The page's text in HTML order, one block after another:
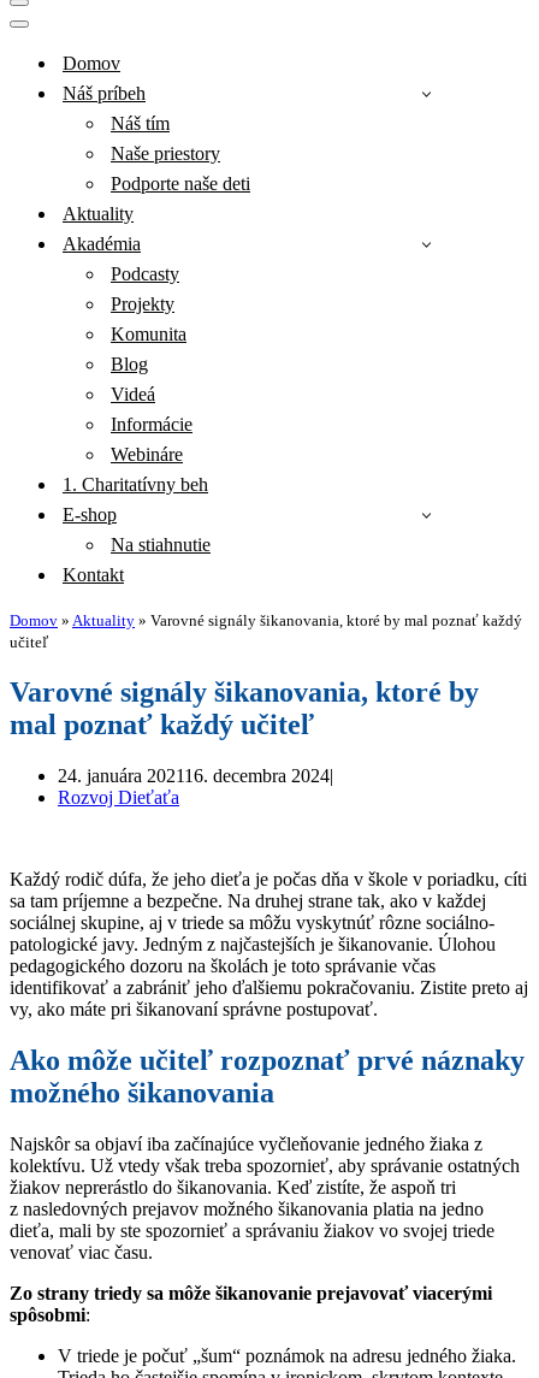
Menu
navigácie
Menu
Domov
Náš príbeh
Náš tím
Naše priestory
Podporte naše deti
Aktuality
Akadémia
Podcasty
Projekty
Komunita
Blog
Videá
Informácie
Webináre
1. Charitatívny beh
E-shop
Na stiahnutie
Kontakt
Domov » Aktuality » Varovné signály šikanovania, ktoré by mal poznať každý
učiteľ
Varovné signály šikanovania, ktoré by
mal poznať každý učiteľ
24. januára 202116. decembra 2024
Rozvoj Dieťaťa
Každý rodič dúfa, že jeho dieťa je počas dňa v škole v poriadku, cíti
sa tam príjemne a bezpečne. Na druhej strane tak, ako v každej
sociálnej skupine, aj v triede sa môžu vyskytnúť rôzne sociálno-
patologické javy. Jedným z najčastejších je šikanovanie. Úlohou
pedagogického dozoru na školách je toto správanie včas
identifikovať a zabrániť jeho ďalšiemu pokračovaniu. Zistite preto aj
vy, ako máte pri šikanovaní správne postupovať.
Ako môže učiteľ rozpoznať prvé náznaky
možného šikanovania
Najskôr sa objaví iba začínajúce vyčleňovanie jedného žiaka z
kolektívu. Už vtedy však treba spozornieť, aby správanie ostatných
žiakov neprerástlo do šikanovania. Keď zistíte, že aspoň tri
z nasledovných prejavov možného šikanovania platia na jedno
dieťa, mali by ste spozornieť a správaniu žiakov vo svojej triede
venovať viac času.
Zo strany triedy sa môže šikanovanie prejavovať viacerými
spôsobmi:
V triede je počuť „šum“ poznámok na adresu jedného žiaka.